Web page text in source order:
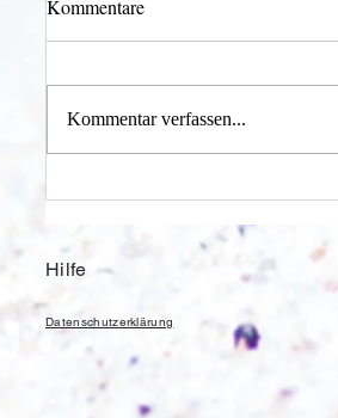
Kommentare
Kommentar verfassen...
Hilfe
Datenschutzerklärung